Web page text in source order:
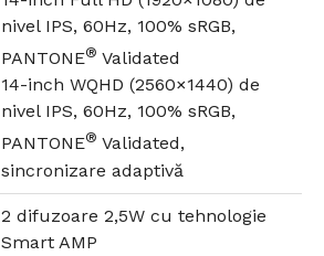
nivel IPS, 60Hz, 100% sRGB,
PANTONE® Validated
14-inch WQHD (2560×1440) de
nivel IPS, 60Hz, 100% sRGB,
PANTONE® Validated,
sincronizare adaptivă
2 difuzoare 2,5W cu tehnologie
Smart AMP